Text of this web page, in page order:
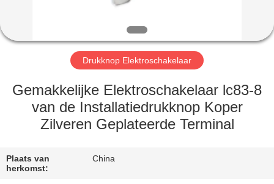
VR-
SHOW
ONGEVEER
ONS
Drukknop Elektroschakelaar
Gemakkelijke Elektroschakelaar lc83-8
van de Installatiedrukknop Koper
Zilveren Geplateerde Terminal
Plaats van
herkomst:
China